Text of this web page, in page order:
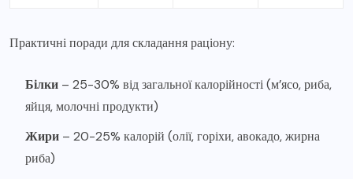
Практичні поради для складання раціону:
Білки – 25-30% від загальної калорійності (м’ясо, риба,
яйця, молочні продукти)
Жири – 20-25% калорій (олії, горіхи, авокадо, жирна
риба)